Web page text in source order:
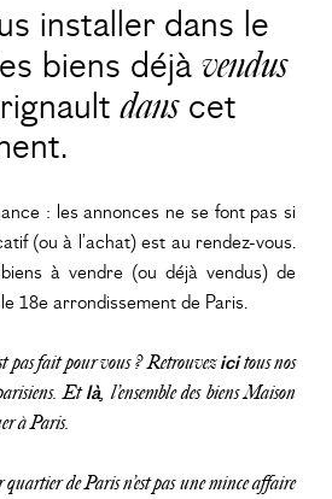
installer dans le
biens déjà vendus
danscet
: les annonces ne se font pas si
(ou à l’achat) est au rendez-vous.
à vendre (ou déjà vendus) de
18e arrondissement de Paris.
pas fait pour vous ? Retrouvezicitousnos
. Etlà, l’ensemble des biens Maison
à Paris.
de Paris n’est pas une mince affaire